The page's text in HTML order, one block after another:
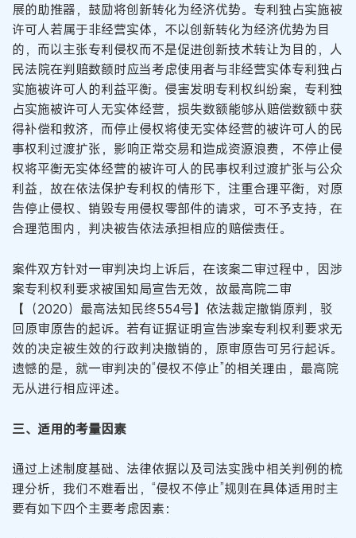
展的助推器，鼓励将创新转化为经济优势。专利独占实施被
许可人若属于非经营实体，不以创新转化为经济优势为目
的，而以主张专利侵权而不是促进创新技术转让为目的，人
民法院在判赔数额时应当考虑使用者与非经营实体专利独占
实施被许可人的利益平衡。侵害发明专利权纠纷案，专利独
占实施被许可人无实体经营，损失数额能够从赔偿数额中获
得补偿和救济，而停止侵权将使无实体经营的被许可人的民
事权利过渡扩张，影响正常交易和造成资源浪费，不停止侵
权将平衡无实体经营的被许可人的民事权利过渡扩张与公众
利益，故在依法保护专利权的情形下，注重合理平衡，对原
告停止侵权、销毁专用侵权零部件的请求，可不予支持，在
合理范围内，判决被告依法承担相应的赔偿责任。
案件双方针对一审判决均上诉后，在该案二审过程中，因涉
案专利权利要求被国知局宣告无效，故最高院二审
【（2020）最高法知民终554号】依法裁定撤销原判，驳
回原审原告的起诉。若有证据证明宣告涉案专利权利要求无
效的决定被生效的行政判决撤销的，原审原告可另行起诉。
遗憾的是，就一审判决的“侵权不停止”的相关理由，最高院
无从进行相应评述。
三、适用的考量因素
通过上述制度基础、法律依据以及司法实践中相关判例的梳
理分析，我们不难看出，“侵权不停止”规则在具体适用时主
要有如下四个主要考虑因素：